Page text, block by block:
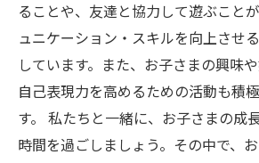
ることや、友達と協力して遊ぶこと
ュニケーション・スキルを向上させ
しています。また、お子さまの興味
自己表現力を高めるための活動も積
す。 私たちと一緒に、お子さまの成
時間を過ごしましょう。その中で、